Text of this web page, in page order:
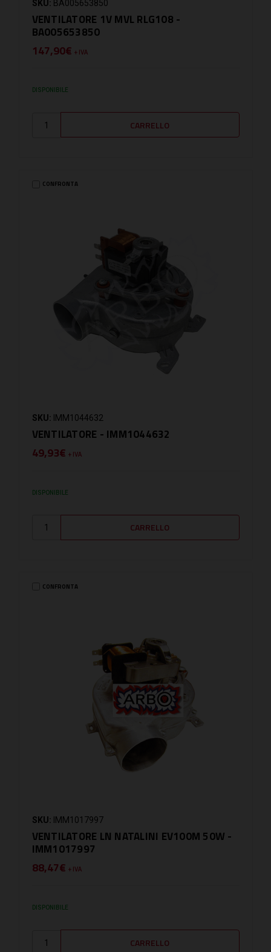
SKU: BA005653850
VENTILATORE 1V MVL RLG108 -
BA005653850
147,90€ + IVA
DISPONIBILE
CONFRONTA
SKU: IMM1044632
VENTILATORE - IMM1044632
49,93€ + IVA
DISPONIBILE
CONFRONTA
SKU: IMM1017997
VENTILATORE LN NATALINI EV100M 50W -
IMM1017997
88,47€ + IVA
DISPONIBILE